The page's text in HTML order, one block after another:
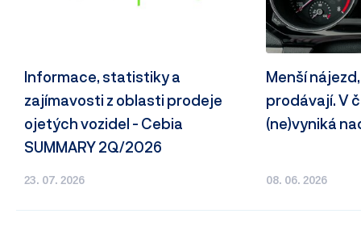
23. 07. 2026
Informace, statistiky a
zajímavosti z oblasti prodeje
ojetých vozidel - Cebia
SUMMARY 2Q/2026
08. 06. 2026
Menší
prodávají. V
(ne)vyniká